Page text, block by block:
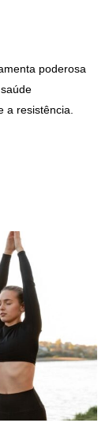
poderosa
a resistência.